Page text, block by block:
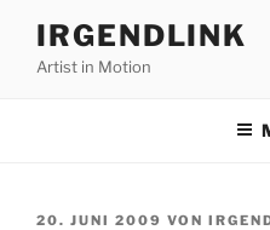
Inhalt
springen
IRGENDLINK
Artist in Motion
VERÖFFENTLICHT
20. JUNI 2009 VON